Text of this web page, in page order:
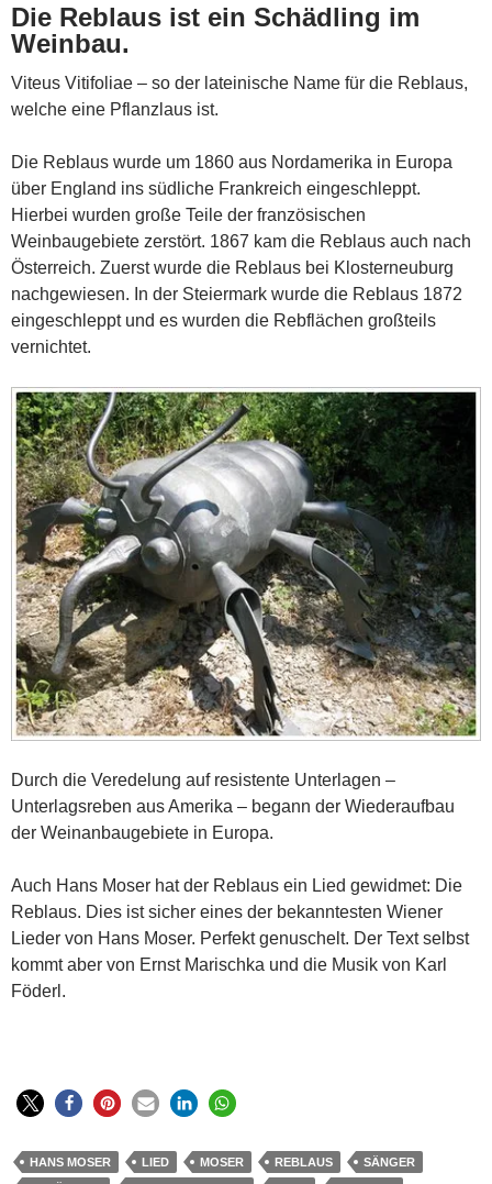
Die Reblaus ist ein Schädling im
Weinbau.
Viteus Vitifoliae – so der lateinische Name für die Reblaus,
welche eine Pflanzlaus ist.
Die Reblaus wurde um 1860 aus Nordamerika in Europa
über England ins südliche Frankreich eingeschleppt.
Hierbei wurden große Teile der französischen
Weinbaugebiete zerstört. 1867 kam die Reblaus auch nach
Österreich. Zuerst wurde die Reblaus bei Klosterneuburg
nachgewiesen. In der Steiermark wurde die Reblaus 1872
eingeschleppt und es wurden die Rebflächen großteils
vernichtet.
Durch die Veredelung auf resistente Unterlagen –
Unterlagsreben aus Amerika – begann der Wiederaufbau
der Weinanbaugebiete in Europa.
Auch Hans Moser hat der Reblaus ein Lied gewidmet: Die
Reblaus. Dies ist sicher eines der bekanntesten Wiener
Lieder von Hans Moser. Perfekt genuschelt. Der Text selbst
kommt aber von Ernst Marischka und die Musik von Karl
Föderl.
HANS MOSER LIED MOSER REBLAUS
SÄNGER